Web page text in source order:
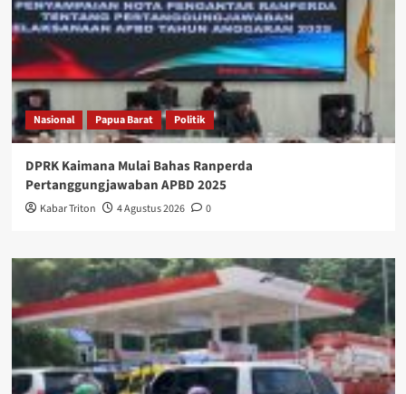
Nasional Papua Barat Politik
DPRK Kaimana Mulai Bahas Ranperda
Pertanggungjawaban APBD 2025
Kabar Triton 4 Agustus 2026 0